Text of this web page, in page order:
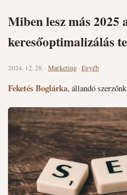
Miben lesz más 2025
keresőoptimalizálás
2024. 12. 28. ·Marketing ·Egyéb
Feketés Boglárka, állandó szerzőnk